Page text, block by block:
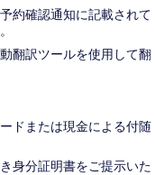
約確認通知に記載されて
翻訳ツールを使用して翻
ドまたは現金による付随
身分証明書をご提示いた